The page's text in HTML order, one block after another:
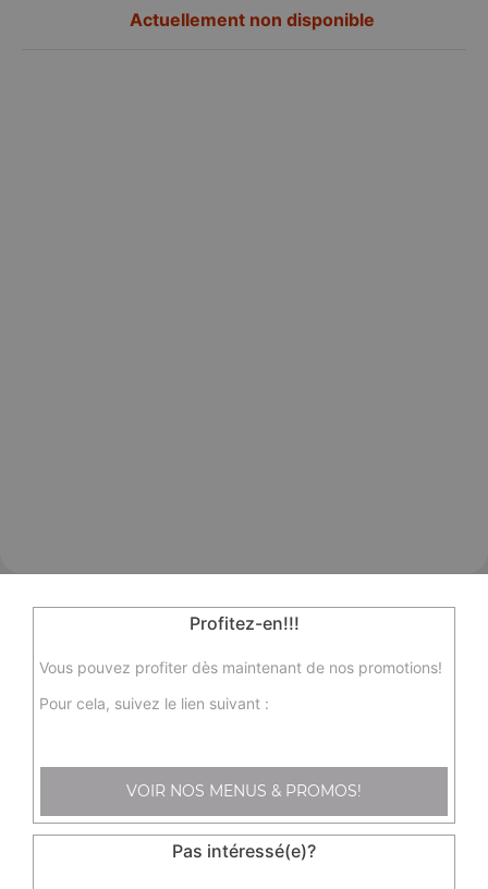
Actuellement non disponible
Profitez-en!!!
Vous pouvez profiter dès maintenant de nos promotions!
Pour cela, suivez le lien suivant :
VOIR NOS MENUS & PROMOS!
Pas intéressé(e)?